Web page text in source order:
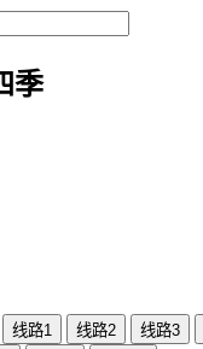
季
线路1 线路2 线路3